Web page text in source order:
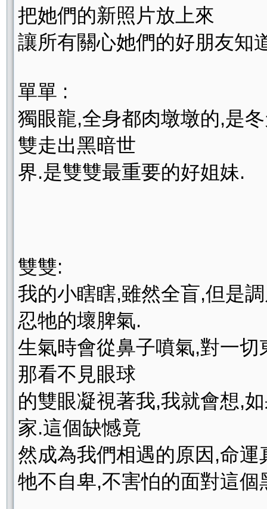
把她們的新照片放上來
讓所有關心她們的好朋友知
單單 :
獨眼龍,全身都肉墩墩的,是
雙走出黑暗世
界.是雙雙最重要的好姐妹.
雙雙:
我的小瞎瞎,雖然全盲,但是
忍牠的壞脾氣.
生氣時會從鼻子噴氣,對一
那看不見眼球
的雙眼凝視著我,我就會想,
家.這個缺憾竟
然成為我們相遇的原因,命運
牠不自卑,不害怕的面對這個